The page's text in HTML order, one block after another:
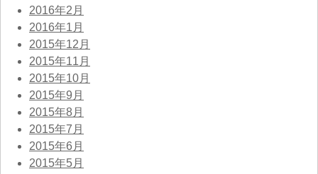
2016年2月
2016年1月
2015年12月
2015年11月
2015年10月
2015年9月
2015年8月
2015年7月
2015年6月
2015年5月